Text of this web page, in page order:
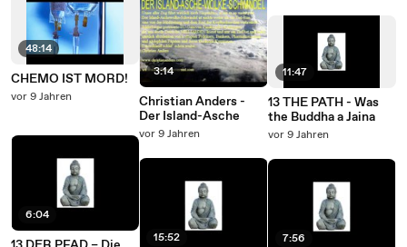
48:14
CHEMO IST MORD!
vor 9 Jahren
6:04
3:14
Christian Anders -
Der Island-Asche
vor 9 Jahren
15:52
11:47
13 THE PATH - Was
the Buddha a Jaina
vor 9 Jahren
7:56